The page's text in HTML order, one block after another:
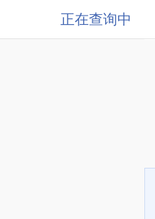
正在查询中